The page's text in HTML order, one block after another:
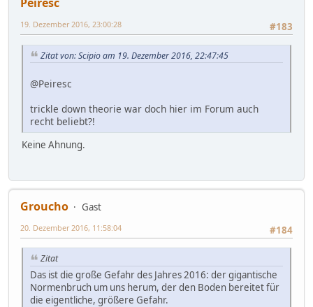
#183
19. Dezember 2016, 23:00:28
Zitat von: Scipio am 19. Dezember 2016, 22:47:45
@Peiresc
trickle down theorie war doch hier im Forum auch
recht beliebt?!
Keine Ahnung.
Groucho
Gast
#184
20. Dezember 2016, 11:58:04
Zitat
Das ist die große Gefahr des Jahres 2016: der gigantische
Normenbruch um uns herum, der den Boden bereitet für
die eigentliche, größere Gefahr.